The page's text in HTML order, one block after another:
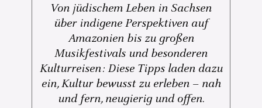
Von jüdischem Leben in Sachsen
über indigene Perspektiven auf
Amazonien bis zu großen
Musikfestivals und besonderen
Kulturreisen: Diese Tipps laden dazu
ein, Kultur bewusst zu erleben – nah
und fern, neugierig und offen.